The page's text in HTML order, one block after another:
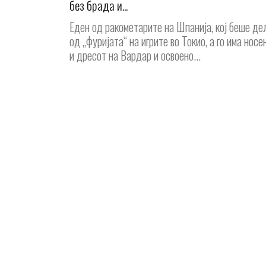
без брада и...
Еден од ракометарите на Шпанија, кој беше
од „фуријата“ на игрите во Токио, а го има
и дресот на Вардар и освоено...